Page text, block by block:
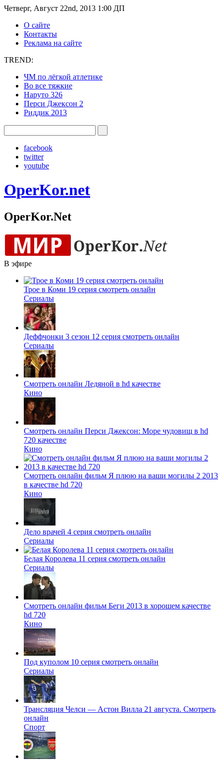
Четверг, Август 22nd, 2013 1:00 ДП
О сайте
Контакты
Реклама на сайте
TREND:
ЧМ по лёгкой атлетике
Во все тяжкие
Наруто 326
Перси Джексон 2
Риддик 2013
facebook
twitter
youtube
OperKor.net
OperKor.Net
В эфире
Трое в Коми 19 серия смотреть онлайн
Сериалы
Деффчонки 3 сезон 12 серия смотреть онлайн
Сериалы
Смотреть онлайн Ледяной в hd качестве
Кино
Смотреть онлайн Перси Джексон: Море чудовищ в hd
720 качестве
Кино
Смотреть онлайн фильм Я плюю на ваши могилы 2 2013
в качестве hd 720
Кино
Дело врачей 4 серия смотреть онлайн
Сериалы
Белая Королева 11 серия смотреть онлайн
Сериалы
Смотреть онлайн фильм Беги 2013 в хорошем качестве
hd 720
Кино
Под куполом 10 серия смотреть онлайн
Сериалы
Трансляция Челси — Астон Вилла 21 августа. Смотреть
онлайн
Спорт